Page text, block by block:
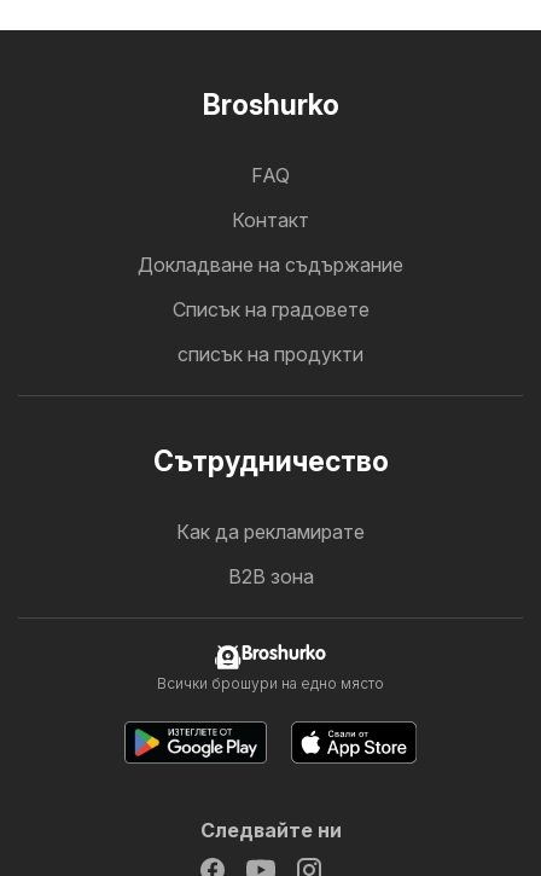
Broshurko
FAQ
Контакт
Докладване на съдържание
Cписък на градовете
списък на продукти
Cътрудничество
Как да рекламирате
B2B зона
Broshurko
Всички брошури на едно място
Следвайте ни